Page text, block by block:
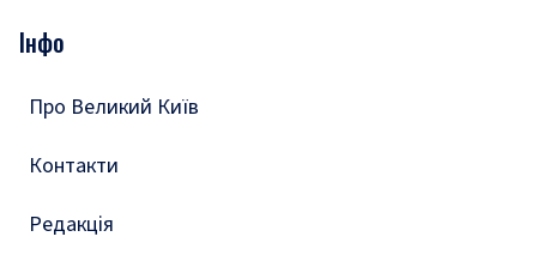
Подкасти
Тести
Інфо
Про Великий Київ
Контакти
Редакція